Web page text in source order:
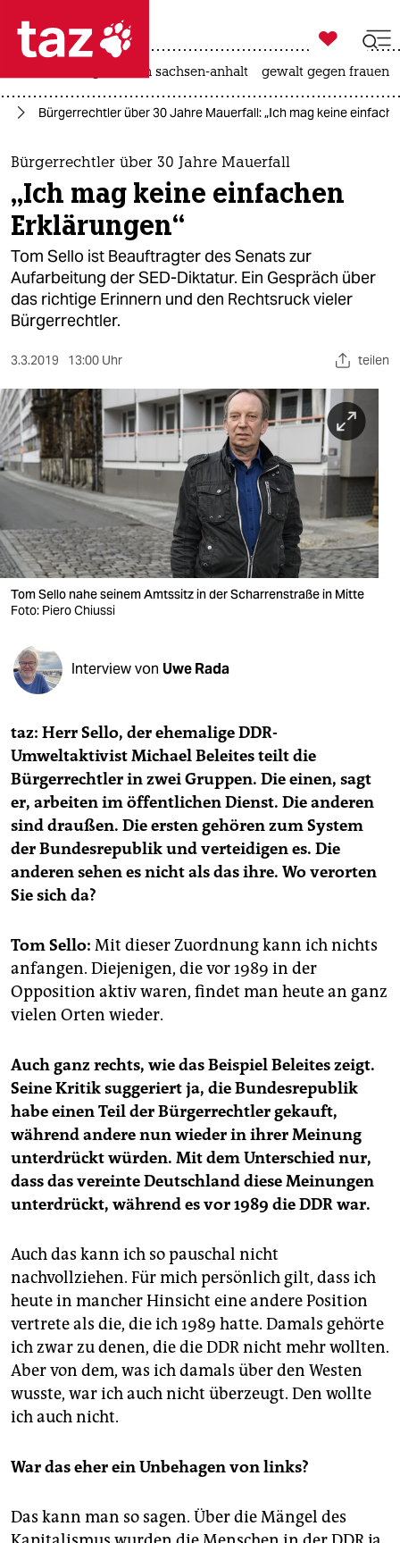
 taz zahl ich
taz zahl ich
themen
politik
öko
gesellschaft
kultur
sport
berlin
nord
wahrheit
verlag
verlag
veranstaltungen
fragen & hilfe
unterstützen
abo
genossenschaft
epaper login

taz zahl ich
landtagswahl in sachsen-anhalt gewalt gegen frauen
Bürgerrechtler über 30 Jahre Mauerfall: „Ich mag keine
Bürgerrechtler über 30 Jahre Mauerfall
„Ich mag keine einfachen
Erklärungen“
Tom Sello ist Beauftragter des Senats zur
Aufarbeitung der SED-Diktatur. Ein Gespräch über
das richtige Erinnern und den Rechtsruck vieler
Bürgerrechtler.
3.3.2019 13:00 Uhr teilen
Tom Sello nahe seinem Amtssitz in der Scharrenstraße in Mitte
Foto: Piero Chiussi
Interview von Uwe Rada
taz: Herr Sello, der ehemalige DDR-
Umweltaktivist Michael Beleites teilt die
Bürgerrechtler in zwei Gruppen. Die einen, sagt
er, arbeiten im öffentlichen Dienst. Die anderen
sind draußen. Die ersten gehören zum System
der Bundesrepublik und verteidigen es. Die
anderen sehen es nicht als das ihre. Wo verorten
Sie sich da?
Tom Sello: Mit dieser Zuordnung kann ich nichts
anfangen. Diejenigen, die vor 1989 in der
Opposition aktiv waren, findet man heute an ganz
vielen Orten wieder.
Auch ganz rechts, wie das Beispiel Beleites zeigt.
Seine Kritik suggeriert ja, die Bundesrepublik
habe einen Teil der Bürgerrechtler gekauft,
während andere nun wieder in ihrer Meinung
unterdrückt würden. Mit dem Unterschied nur,
dass das vereinte Deutschland diese Meinungen
unterdrückt, während es vor 1989 die DDR war.
Auch das kann ich so pauschal nicht
nachvollziehen. Für mich persönlich gilt, dass ich
heute in mancher Hinsicht eine andere Position
vertrete als die, die ich 1989 hatte. Damals gehörte
ich zwar zu denen, die die DDR nicht mehr wollten.
Aber von dem, was ich damals über den Westen
wusste, war ich auch nicht überzeugt. Den wollte
ich auch nicht.
War das eher ein Unbehagen von links?
Das kann man so sagen. Über die Mängel des